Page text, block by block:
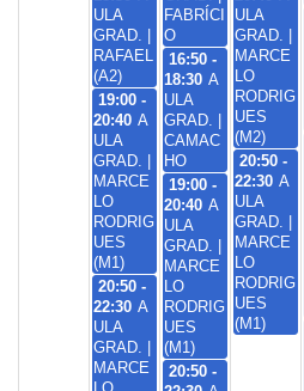
ULA
GRAD. |
RAFAEL
(A2)
19:00 -
20:40 A
ULA
GRAD. |
MARCE
LO
RODRIG
UES
(M1)
19:00 -
20:40 A
ULA
GRAD. |
MARCE
LO
RODRIG
UES
(M1)
20:50 -
22:30 A
ULA
GRAD. |
MARCE
LO
RODRIG
UES
(M1)
20:50 -
22:30 A
ULA
GRAD. |
MARCE
20:50 -
ULA
GRAD. |
MARCE
LO
RODRIG
UES
(M2)
FABRÍCI
O
16:50 -
18:30 A
ULA
GRAD. |
CAMAC
HO